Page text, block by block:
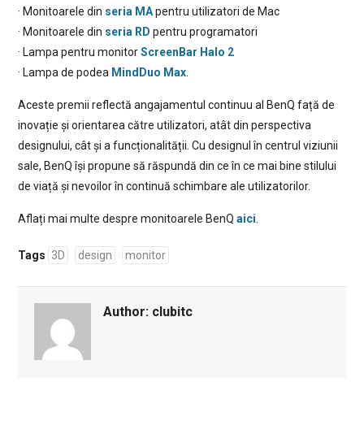
· Monitoarele din seria MApentru utilizatori de Mac
· Monitoarele din seria RD pentru programatori
· Lampa pentru monitorScreenBar Halo 2
· Lampa de podea MindDuo Max.
Aceste premii reflectă angajamentul continuu al BenQ față de
inovație și orientarea către utilizatori, atât din perspectiva
designului, cât și a funcționalității. Cu designul în centrul viziunii
sale, BenQ își propune să răspundă din ce în ce mai bine stilului
de viață și nevoilor în continuă schimbare ale utilizatorilor.
Aflați mai multe despre monitoarele BenQ aici
Tags 3D design monitor
Author: clubitc